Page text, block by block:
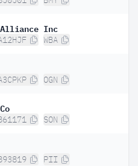
Alliance Inc
WBA
OGN
SON
PII